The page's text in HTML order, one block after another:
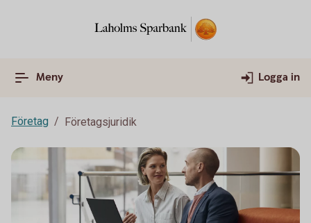
Meny Logga in
Företag Företagsjuridik